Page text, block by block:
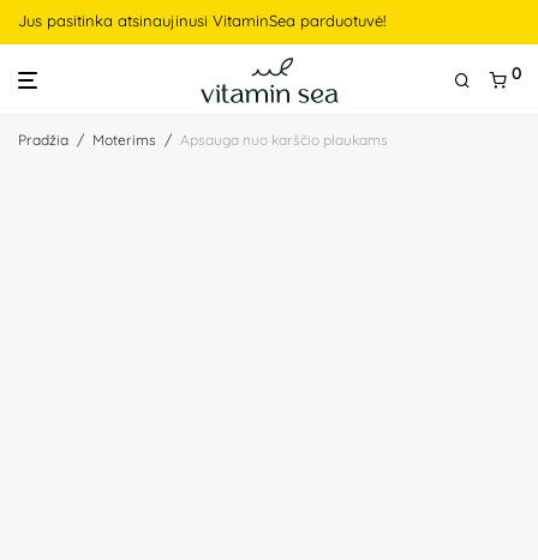
Jus pasitinka atsinaujinusi VitaminSea parduotuvė!
0
Pradžia / Moterims / Apsauga nuo karščio plaukams